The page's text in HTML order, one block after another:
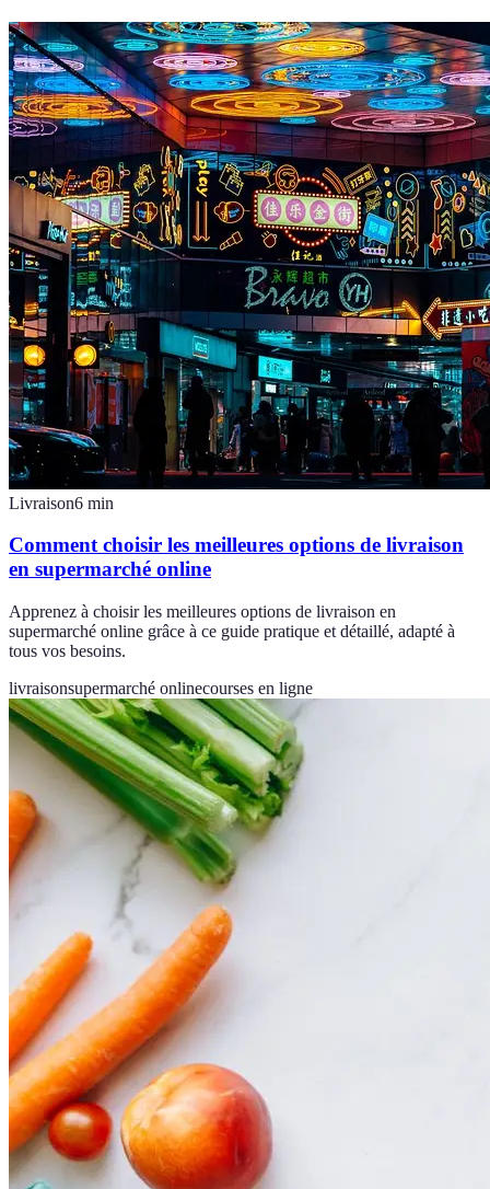
Livraison6 min
Comment choisir les meilleures options de livraison
en supermarché online
Apprenez à choisir les meilleures options de livraison en
supermarché online grâce à ce guide pratique et détaillé, adapté à
tous vos besoins.
livraisonsupermarché onlinecourses en ligne